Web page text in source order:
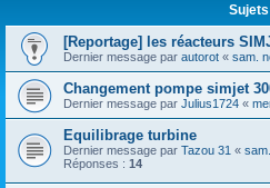
Sujets
[Reportage] les réacteurs
Dernier message par autorot « sam.
Changement pompe simjet
Dernier message par Julius1724 «
Equilibrage turbine
Dernier message par Tazou 31 «
Réponses : 14